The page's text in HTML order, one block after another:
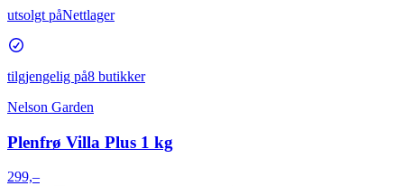
utsolgt påNettlager
tilgjengelig på8 butikker
Nelson Garden
Plenfrø Villa Plus 1 kg
299,–